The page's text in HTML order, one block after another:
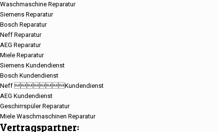
Waschmaschine Reparatur
Siemens Reparatur
Bosch Reparatur
Neff Reparatur
AEG Reparatur
Miele Reparatur
Siemens Kundendienst
Bosch Kundendienst
Neff Kundendienst
AEG Kundendienst
Geschirrspüler Reparatur
Miele Waschmaschinen Reparatur
Vertragspartner: